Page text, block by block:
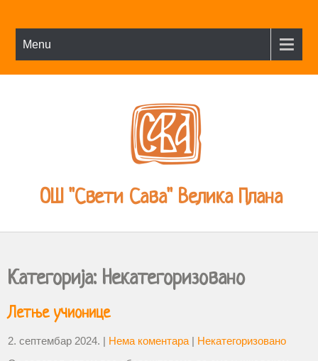
Menu
ОШ "Свети Сава" Велика Плана
Категорија: Некатегоризовано
Летње учионице
2. септембар 2024. | Нема коментара | Некатегоризовано